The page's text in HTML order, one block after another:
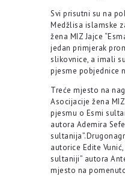
Svi prisutni su na
Medžlisa islamske
žena MIZ Jajce
jedan primjerak
slikovnice, a imali
pjesme pobjednice
Treće mjesto na
Asocijacije žena
pjesmu o Esmi
autora Ademira
autorice Edite
sultaniji” autora
mjesto na